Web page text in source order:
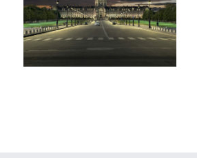
Museum d’Histoire Naturelle